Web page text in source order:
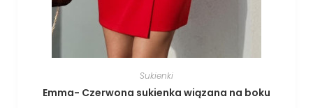
Sukienki
Emma- Czerwona sukienka wiązana na boku